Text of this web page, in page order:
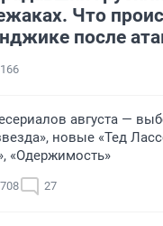
Что
после
августа —
новые «Тед
«Одержимость»
27